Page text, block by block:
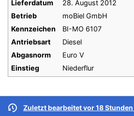
Lieferdatum
28. August 2012
Betrieb
moBiel GmbH
Kennzeichen
BI-MO 6107
Antriebsart
Diesel
Abgasnorm
Euro V
Einstieg
Niederflur
Zuletzt bearbeitet vor 18 Stunden